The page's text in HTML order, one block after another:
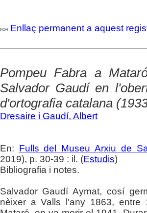
Enllaç permanent a aquest
Pompeu Fabra a
Salvador Gaudí en
d'ortografia catalana
Dresaire i Gaudí, Albert
En: Fulls del Museu Arxiu de
2019), p. 30-39 : il. (Estudis)
Bibliografia i notes.
Salvador Gaudí Aymat, cosí
nèixer a Valls l'any 1863,